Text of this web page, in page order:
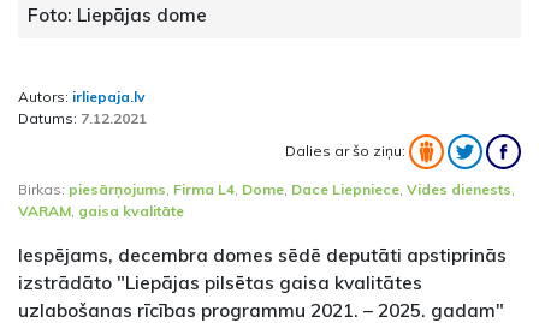
Foto: Liepājas dome
Autors: irliepaja.lv
Datums: 7.12.2021
Dalies ar šo ziņu:
Birkas: piesārņojums Firma L4 Dome Dace Liepniece Vides dienests
VARAM gaisa kvalitāte
Iespējams, decembra domes sēdē deputāti apstiprinās
izstrādāto "Liepājas pilsētas gaisa kvalitātes
uzlabošanas rīcības programmu 2021. – 2025. gadam"